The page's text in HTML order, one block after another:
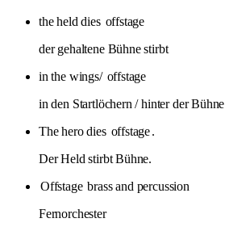
the held dies offstage
der gehaltene Bühne stirbt
in the wings/ offstage
in den Startlöchern / hinter der Bühne
The hero dies offstage.
Der Held stirbt Bühne.
Offstage brass and percussion
Fernorchester